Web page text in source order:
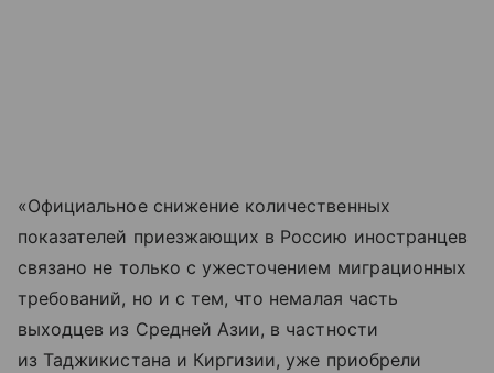
«Официальное снижение количественных
показателей приезжающих в Россию иностранцев
связано не только с ужесточением миграционных
требований, но и с тем, что немалая часть
выходцев из Средней Азии, в частности
из Таджикистана и Киргизии, уже приобрели